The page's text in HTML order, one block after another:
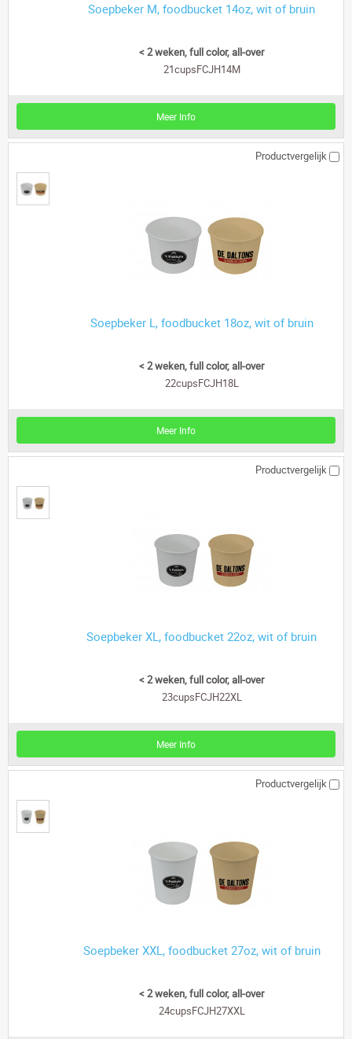
Soepbeker M, foodbucket 14oz, wit of bruin
< 2 weken, full color, all-over
21cupsFCJH14M
Meer Info
Productvergelijk
Soepbeker L, foodbucket 18oz, wit of bruin
< 2 weken, full color, all-over
22cupsFCJH18L
Meer Info
Productvergelijk
Soepbeker XL, foodbucket 22oz, wit of bruin
< 2 weken, full color, all-over
23cupsFCJH22XL
Meer Info
Productvergelijk
Soepbeker XXL, foodbucket 27oz, wit of bruin
< 2 weken, full color, all-over
24cupsFCJH27XXL